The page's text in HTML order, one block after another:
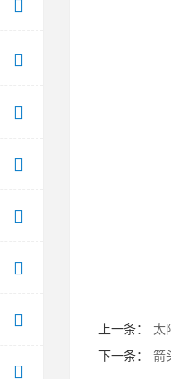
上一条：
太
下一条：
箭